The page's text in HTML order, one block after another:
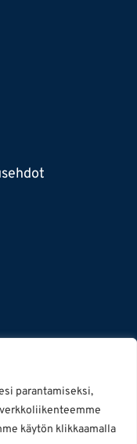
parantamiseksi,
käytön klikkaamalla